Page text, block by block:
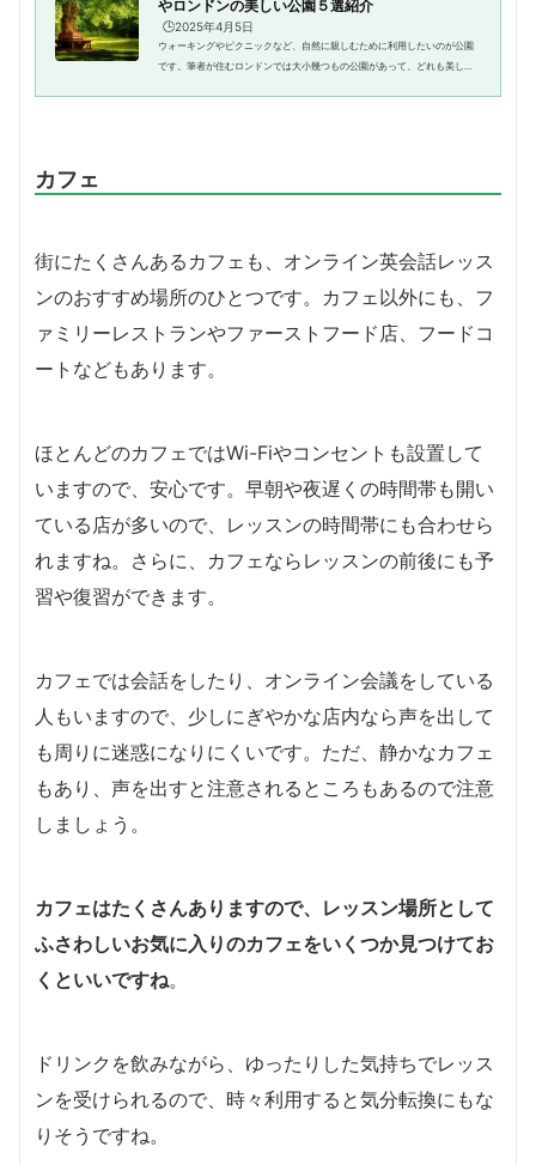
やロンドンの美しい公園５選紹介
🕒️2025年4月5日
ウォーキングやピクニックなど、自然に親しむために利用したいのが公園
です。筆者が住むロンドンでは大小幾つもの公園があって、どれも美しい
カフェ
街にたくさんあるカフェも、オンライン英会話レッス
ンのおすすめ場所のひとつです。カフェ以外にも、フ
ァミリーレストランやファーストフード店、フードコ
ートなどもあります。
ほとんどのカフェではWi-Fiやコンセントも設置して
いますので、安心です。早朝や夜遅くの時間帯も開い
ている店が多いので、レッスンの時間帯にも合わせら
れますね。さらに、カフェならレッスンの前後にも予
習や復習ができます。
カフェでは会話をしたり、オンライン会議をしている
人もいますので、少しにぎやかな店内なら声を出して
も周りに迷惑になりにくいです。ただ、静かなカフェ
もあり、声を出すと注意されるところもあるので注意
しましょう。
カフェはたくさんありますので、レッスン場所として
ふさわしいお気に入りのカフェをいくつか見つけてお
くといいですね。
ドリンクを飲みながら、ゆったりした気持ちでレッス
ンを受けられるので、時々利用すると気分転換にもな
りそうですね。